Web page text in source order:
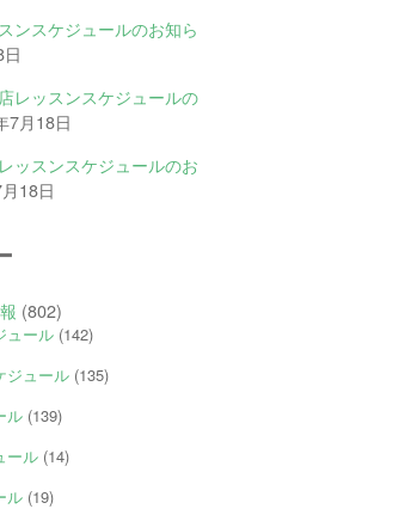
ンスケジュールのお知ら
レッスンスケジュールの
7月18日
ッスンスケジュールのお
18日
(802)
ュール (142)
ジュール (135)
ル (139)
ール (14)
ル (19)